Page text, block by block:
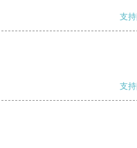
支持
支持